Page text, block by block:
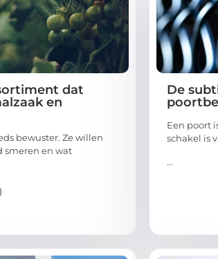
dat
en
bewuster. Ze willen
smeren en wat
De
Een poort
schakel is
...